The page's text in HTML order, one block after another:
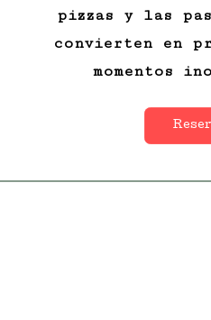
pizzas y las
convierten en
momentos